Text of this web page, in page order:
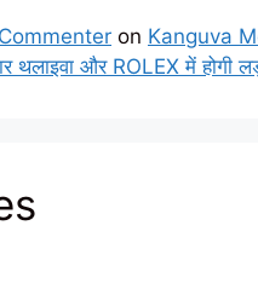
on Kanguva
थलाइवा और ROLEX में होगी